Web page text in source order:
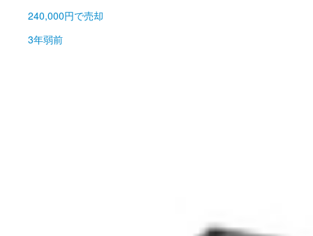
240,000円で売却
3年弱前